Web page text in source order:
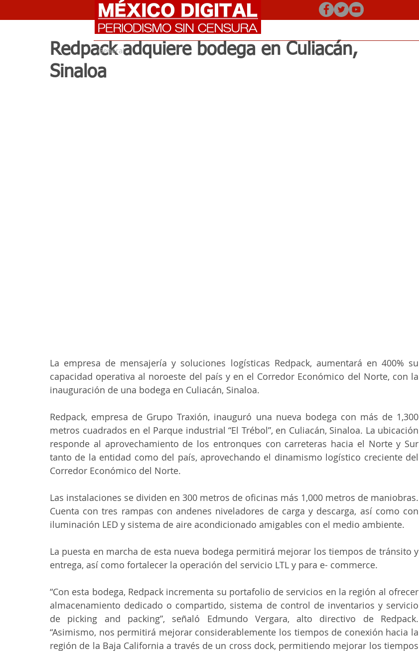
General
Redpack adquiere bodega en Culiacán,
Sinaloa
La empresa de mensajería y soluciones logísticas Redpack, aumentará en 400% su
capacidad operativa al noroeste del país y en el Corredor Económico del Norte, con la
inauguración de una bodega en Culiacán, Sinaloa.
Redpack, empresa de Grupo Traxión, inauguró una nueva bodega con más de 1,300
metros cuadrados en el Parque industrial “El Trébol”, en Culiacán, Sinaloa. La ubicación
responde al aprovechamiento de los entronques con carreteras hacia el Norte y Sur
tanto de la entidad como del país, aprovechando el dinamismo logístico creciente del
Corredor Económico del Norte.
Las instalaciones se dividen en 300 metros de oficinas más 1,000 metros de maniobras.
Cuenta con tres rampas con andenes niveladores de carga y descarga, así como con
iluminación LED y sistema de aire acondicionado amigables con el medio ambiente.
La puesta en marcha de esta nueva bodega permitirá mejorar los tiempos de tránsito y
entrega, así como fortalecer la operación del servicio LTL y para e- commerce.
“Con esta bodega, Redpack incrementa su portafolio de servicios en la región al ofrecer
almacenamiento dedicado o compartido, sistema de control de inventarios y servicio
de picking and packing”, señaló Edmundo Vergara, alto directivo de Redpack.
“Asimismo, nos permitirá mejorar considerablemente los tiempos de conexión hacia la
región de la Baja California a través de un cross dock, permitiendo mejorar los tiempos